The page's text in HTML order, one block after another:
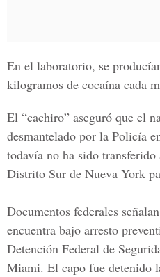
En el laboratorio, se
kilogramos de cocaína cada
El “cachiro” aseguró que el
desmantelado por la Policía
todavía no ha sido transferido
Distrito Sur de Nueva York
Documentos federales
encuentra bajo arresto
Detención Federal de
Miami. El capo fue detenido